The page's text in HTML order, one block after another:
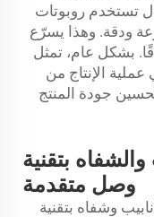
تستخدم روبوتات
ودقة. وهذا يسرّع
بشكل عام، تمثل
عملية الإنتاج من
جودة المنتج
بتقنية
وصل متقدمة
وشفاه بتقنية